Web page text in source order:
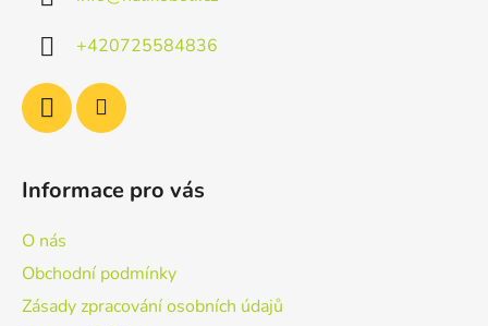
+420725584836
Informace pro vás
O nás
Obchodní podmínky
Zásady zpracování osobních údajů